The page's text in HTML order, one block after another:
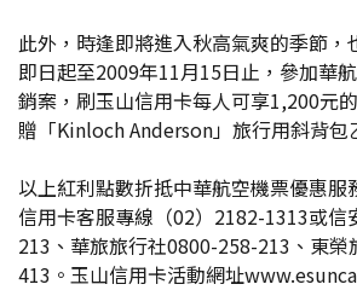
此外，時逢即將進入秋高氣爽的季節，
即日起至2009年11月15日止，參加華
銷案，刷玉山信用卡每人可享1,200元
贈「Kinloch Anderson」旅行用斜背包
以上紅利點數折抵中華航空機票優惠服
信用卡客服專線（02）2182-1313或信
213、華旅旅行社0800-258-213、東
413。玉山信用卡活動網址